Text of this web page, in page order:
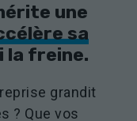
une
sa
la freine.
grandit
? Que vos